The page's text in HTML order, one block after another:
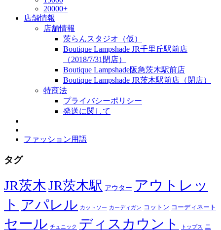
20000+
店舗情報
店舗情報
茨らんスタジオ（仮）
Boutique Lampshade JR千里丘駅前店
（2018/7/31閉店）
Boutique Lampshade阪急茨木駅前店
Boutique Lampshade JR茨木駅前店（閉店）
特商法
プライバシーポリシー
発送に関して
ファッション用語
タグ
JR茨木JR茨木駅 アウター アウトレッ
ト アパレル カットソー カーディガン コットン コーディネート
セール チュニック ディスカウント トップス ニ